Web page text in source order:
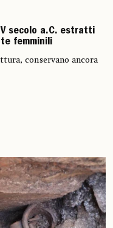
secolo a.C. estratti
femminili
conservano ancora